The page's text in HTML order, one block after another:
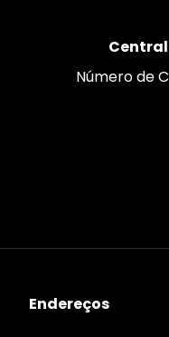
Número de
Endereços